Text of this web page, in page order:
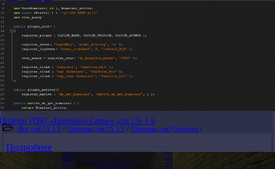
Плагин [DR] «Homeless Game» для CS 1.6
Все для CS 1.6 / Плагины для CS 1.6 / Плагины для [Deathrun]
Подробнее